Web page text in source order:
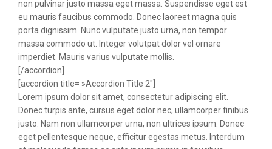
non pulvinar justo massa eget massa. Suspendisse eget est
eu mauris faucibus commodo. Donec laoreet magna quis
porta dignissim. Nunc vulputate justo urna, non tempor
massa commodo ut. Integer volutpat dolor vel ornare
imperdiet. Mauris varius vulputate mollis.
[/accordion]
[accordion title= »Accordion Title 2″]
Lorem ipsum dolor sit amet, consectetur adipiscing elit.
Donec turpis ante, cursus eget dolor nec, ullamcorper finibus
justo. Nam non ullamcorper urna, non ultrices ipsum. Donec
eget pellentesque neque, efficitur egestas metus. Interdum